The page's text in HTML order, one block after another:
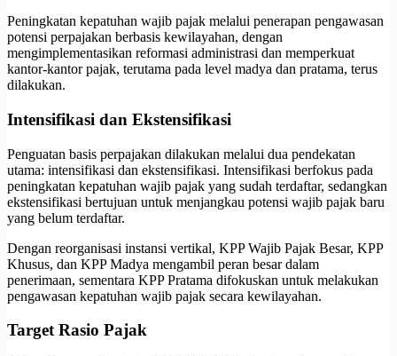
Peningkatan kepatuhan wajib pajak melalui penerapan pengawasan
potensi perpajakan berbasis kewilayahan, dengan
mengimplementasikan reformasi administrasi dan memperkuat
kantor-kantor pajak, terutama pada level madya dan pratama, terus
dilakukan.
Intensifikasi dan Ekstensifikasi
Penguatan basis perpajakan dilakukan melalui dua pendekatan
utama: intensifikasi dan ekstensifikasi. Intensifikasi berfokus pada
peningkatan kepatuhan wajib pajak yang sudah terdaftar, sedangkan
ekstensifikasi bertujuan untuk menjangkau potensi wajib pajak baru
yang belum terdaftar.
Dengan reorganisasi instansi vertikal, KPP Wajib Pajak Besar, KPP
Khusus, dan KPP Madya mengambil peran besar dalam
penerimaan, sementara KPP Pratama difokuskan untuk melakukan
pengawasan kepatuhan wajib pajak secara kewilayahan.
Target Rasio Pajak